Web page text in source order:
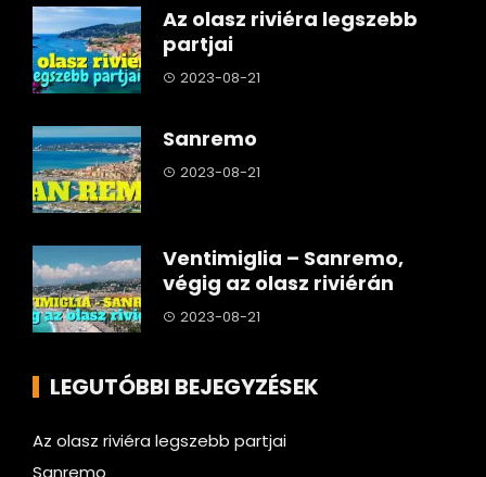
Az olasz riviéra legszebb
partjai
2023-08-21
Sanremo
2023-08-21
Ventimiglia – Sanremo,
végig az olasz riviérán
2023-08-21
LEGUTÓBBI BEJEGYZÉSEK
Az olasz riviéra legszebb partjai
Sanremo